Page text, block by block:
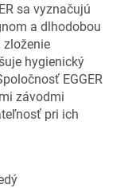
sa vyznačujú
a dlhodobou
hygienický
EGGER
závodmi
pri ich